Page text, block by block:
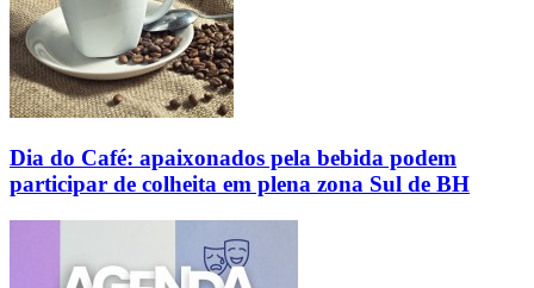
Dia do Café: apaixonados pela bebida podem
participar de colheita em plena zona Sul de BH